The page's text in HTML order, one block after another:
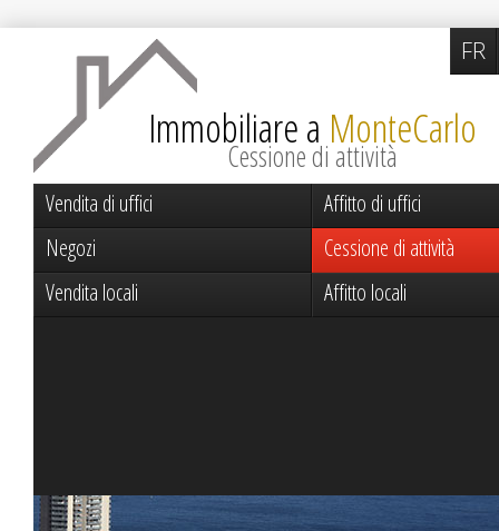
Immobiliare a MonteCarlo
Cessione di attività
FR
Vendita di uffici
Affitto di uffici
Negozi
Cessione di attività
Vendita locali
Affitto locali